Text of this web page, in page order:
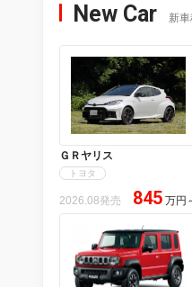
New Car 新
ＧＲヤリス
トヨタ
2026.08発売 845 万円